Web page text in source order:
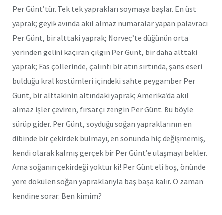
Per Günt’tür. Tek tek yaprakları soymaya başlar. En üst
yaprak; geyik avında akıl almaz numaralar yapan palavracı
Per Günt, bir alttaki yaprak; Norveç’te düğünün orta
yerinden gelini kaçıran çılgın Per Günt, bir daha alttaki
yaprak; Fas çöllerinde, çalıntı bir atın sırtında, şans eseri
bulduğu kral kostümleri içindeki sahte peygamber Per
Günt, bir alttakinin altındaki yaprak; Amerika’da akıl
almaz işler çeviren, fırsatçı zengin Per Günt. Bu böyle
sürüp gider. Per Günt, soyduğu soğan yapraklarının en
dibinde bir çekirdek bulmayı, en sonunda hiç değişmemiş,
kendi olarak kalmış gerçek bir Per Günt’e ulaşmayı bekler.
Ama soğanın çekirdeği yoktur ki! Per Günt eli boş, önünde
yere dökülen soğan yapraklarıyla baş başa kalır. O zaman
kendine sorar: Ben kimim?